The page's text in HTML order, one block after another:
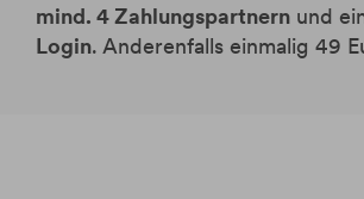
mind. 4 Zahlungspartnern und
Login. Anderenfalls einmalig 49